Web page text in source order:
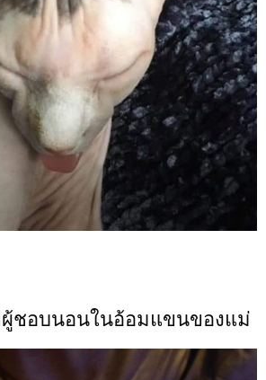
ผู้ชอบนอนในอ้อมแขนของแม่